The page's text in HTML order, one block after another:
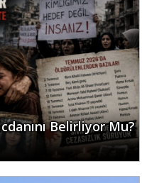
Belirliyor Mu?